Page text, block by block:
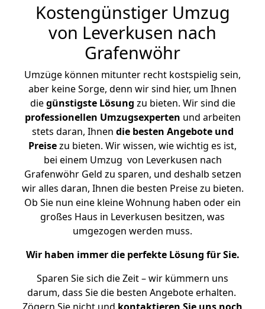
Kostengünstiger Umzug
von Leverkusen nach
Grafenwöhr
Umzüge können mitunter recht kostspielig sein,
aber keine Sorge, denn wir sind hier, um Ihnen
diegünstigste Lösung zu bieten. Wir sind die
professionellen Umzugsexperten und arbeiten
stets daran, Ihnen die besten Angebote und
Preisezu bieten. Wir wissen, wie wichtig es ist,
bei einem Umzug von Leverkusen nach
Grafenwöhr Geld zu sparen, und deshalb setzen
wir alles daran, Ihnen die besten Preise zu bieten.
Ob Sie nun eine kleine Wohnung haben oder ein
großes Haus in Leverkusen besitzen, was
umgezogen werden muss.
Wir haben immer die perfekte Lösung für Sie.
Sparen Sie sich die Zeit – wir kümmern uns
darum, dass Sie die besten Angebote erhalten.